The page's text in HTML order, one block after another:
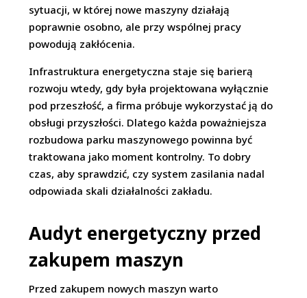
sytuacji, w której nowe maszyny działają
poprawnie osobno, ale przy wspólnej pracy
powodują zakłócenia.
Infrastruktura energetyczna staje się barierą
rozwoju wtedy, gdy była projektowana wyłącznie
pod przeszłość, a firma próbuje wykorzystać ją do
obsługi przyszłości. Dlatego każda poważniejsza
rozbudowa parku maszynowego powinna być
traktowana jako moment kontrolny. To dobry
czas, aby sprawdzić, czy system zasilania nadal
odpowiada skali działalności zakładu.
Audyt energetyczny przed
zakupem maszyn
Przed zakupem nowych maszyn warto